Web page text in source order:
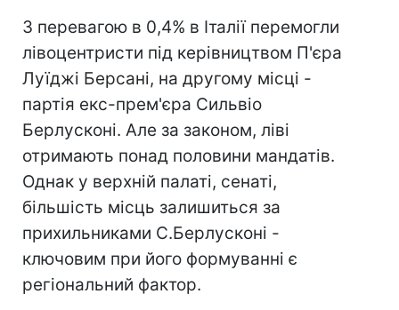
З перевагою в 0,4% в Італії перемогли
лівоцентристи під керівництвом П'єра
Луїджі Берсані, на другому місці -
партія екс-прем'єра Сильвіо
Берлусконі. Але за законом, ліві
отримають понад половини мандатів.
Однак у верхній палаті, сенаті,
більшість місць залишиться за
прихильниками С.Берлусконі -
ключовим при його формуванні є
регіональний фактор.